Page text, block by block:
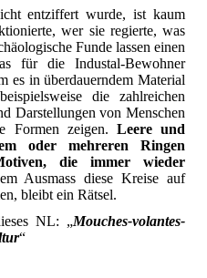
entziffert wurde, ist kaum
wer sie regierte, was
Funde lassen einen
für die Industal-Bewohner
es in überdauerndem Material
die zahlreichen
Darstellungen von Menschen
Formen zeigen. Leere und
oder mehreren Ringen
die immer wieder
Ausmass diese Kreise auf
bleibt ein Rätsel.
NL: „Mouches-volantes-
“